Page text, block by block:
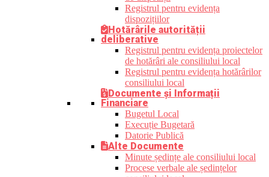
Registrul pentru evidența
dispozițiilor
Hotărârile autorității
deliberative
Registrul pentru evidența proiectelor
de hotărâri ale consiliului local
Registrul pentru evidența hotărârilor
consiliului local
Documente și Informații
Financiare
Bugetul Local
Execuție Bugetară
Datorie Publică
Alte Documente
Minute ședințe ale consiliului local
Procese verbale ale ședințelor